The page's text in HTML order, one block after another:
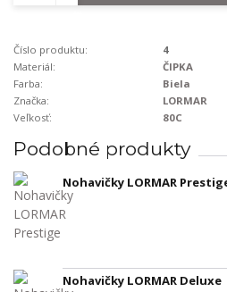
Číslo produktu:
4
Materiál:
ČIPKA
Farba:
Biela
Značka:
LORMAR
Veľkosť:
80C
Podobné produkty
Nohavičky LORMAR
Nohavičky LORMAR Deluxe